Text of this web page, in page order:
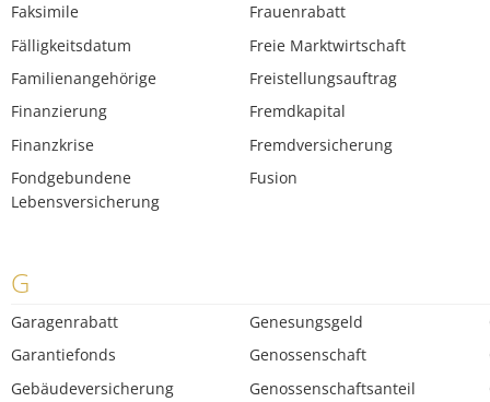
Faksimile
Fälligkeitsdatum
Familienangehörige
Finanzierung
Finanzkrise
Fondgebundene
Lebensversicherung
Frauenrabatt
Freie Marktwirtschaft
Freistellungsauftrag
Fremdkapital
Fremdversicherung
Fusion
G
Garagenrabatt
Garantiefonds
Gebäudeversicherung
Genesungsgeld
Genossenschaft
Genossenschaftsanteil